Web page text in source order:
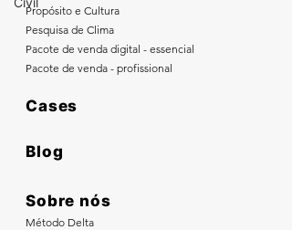
Propósito e Cultura
Pesquisa de Clima
Pacote de venda digital - essencial
Pacote de venda - profissional
Cases
Blog
Sobre nós
Método Delta